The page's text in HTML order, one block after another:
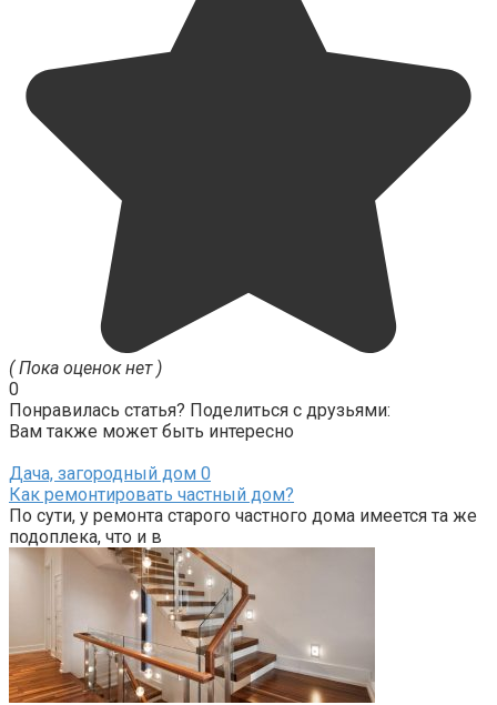
( Пока оценок нет )
0
Понравилась статья? Поделиться с друзьями:
Вам также может быть интересно
Дача, загородный дом 0
Как ремонтировать частный дом?
По сути, у ремонта старого частного дома имеется та же
подоплека, что и в